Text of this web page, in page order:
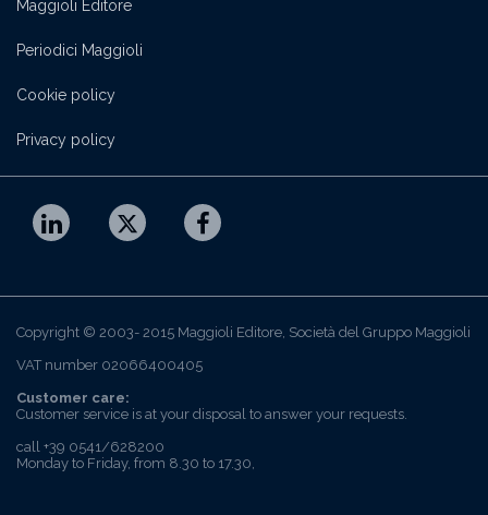
Maggioli Editore
Periodici Maggioli
Cookie policy
Privacy policy
Copyright © 2003- 2015 Maggioli Editore, Società del Gruppo Maggioli
VAT number 02066400405
Customer care:
Customer service is at your disposal to answer your requests.
call +39 0541/628200
Monday to Friday, from 8.30 to 17.30,